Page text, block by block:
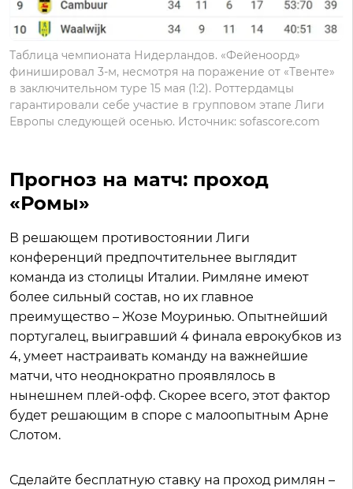
Таблица чемпионата Нидерландов. «Фейеноорд»
финишировал 3-м, несмотря на поражение от «Твенте»
в заключительном туре 15 мая (1:2). Роттердамцы
гарантировали себе участие в групповом этапе Лиги
Европы следующей осенью. Источник: sofascore.com
Прогноз на матч: проход
«Ромы»
В решающем противостоянии Лиги
конференций предпочтительнее выглядит
команда из столицы Италии. Римляне имеют
более сильный состав, но их главное
преимущество – Жозе Моуринью. Опытнейший
португалец, выигравший 4 финала еврокубков из
4, умеет настраивать команду на важнейшие
матчи, что неоднократно проявлялось в
нынешнем плей-офф. Скорее всего, этот фактор
будет решающим в споре с малоопытным Арне
Слотом.
Сделайте бесплатную ставку на проход римлян –